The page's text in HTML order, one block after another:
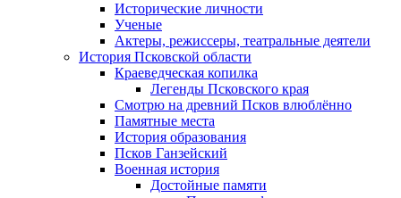
Исторические личности
Ученые
Актеры, режиссеры, театральные деятели
История Псковской области
Краеведческая копилка
Легенды Псковского края
Смотрю на древний Псков влюблённо
Памятные места
История образования
Псков Ганзейский
Военная история
Достойные памяти